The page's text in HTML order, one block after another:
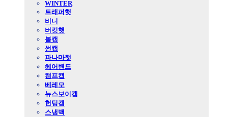
WINTER
트래퍼햇
비니
버킷햇
볼캡
썬캡
파나마햇
헤어밴드
캠프캡
베레모
뉴스보이캡
헌팅캡
스냅백